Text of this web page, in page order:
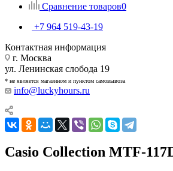
Сравнение товаров0
+7 964 519-43-19
Контактная информация
г. Москва
ул. Ленинская слобода 19
* не является магазином и пунктом самовывоза
info@luckyhours.ru
Casio Collection MTF-